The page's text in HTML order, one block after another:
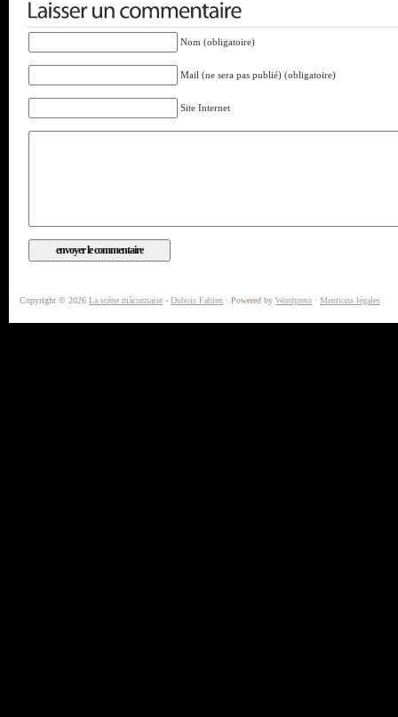
Nom (obligatoire)
Mail (ne sera pas publié) (obligatoire)
Site Internet
Copyright © 2026 La scène mâconnaise - Dubois Fabien · Powered by Wordpress · Mentions légales